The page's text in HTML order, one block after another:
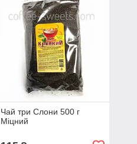
Чай три Слони 500 г
Міцний